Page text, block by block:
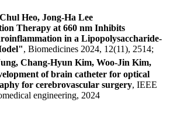
Heo, Jong-Ha Lee
Therapy at 660 nm Inhibits
in a Lipopolysaccharide-
, Biomedicines 2024, 12(11), 2514;
Chang-Hyun Kim, Woo-Jin Kim,
of brain catheter for optical
for cerebrovascular surgery, IEEE
engineering, 2024